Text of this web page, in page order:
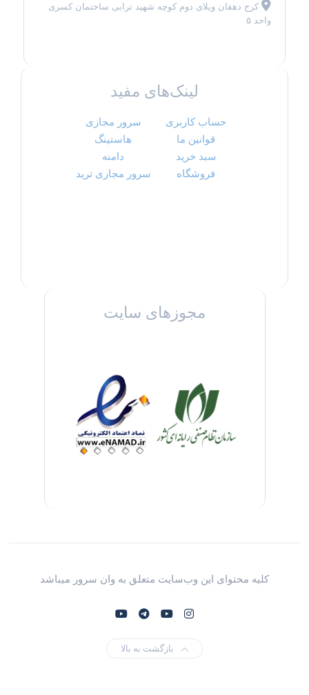
کرج دهقان ویلای دوم کوچه شهید ترابی ساختمان کسری
واحد ۵
لینک‌های مفید
حساب کاربری
قوانین ما
سبد خرید
فروشگاه
سرور مجازی
هاستینگ
دامنه
سرور مجازی ترید
مجوزهای سایت
کلیه محتوای این وب‌سایت متعلق به وان سرور میباشد
بازگشت به بالا